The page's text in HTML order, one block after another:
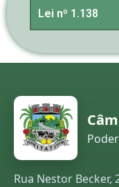
Lei nº 1.138
Rua Nestor Becker,